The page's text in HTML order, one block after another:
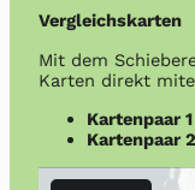
Vergleichskarten
Mit dem
Karten direkt
Kartenpaar 1
Kartenpaar 2